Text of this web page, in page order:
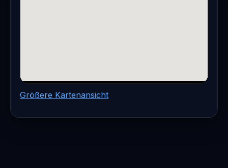
Größere Kartenansicht